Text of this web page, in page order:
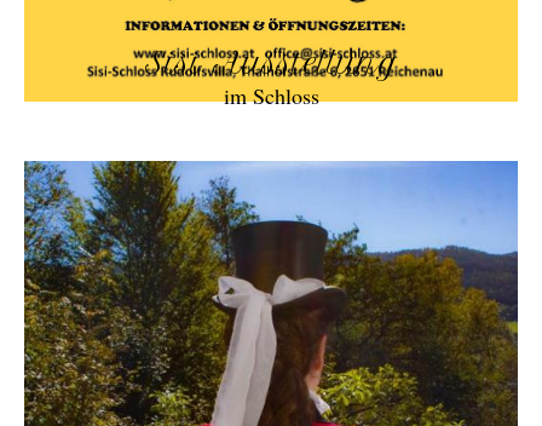
Sisi Ausstellung
im Schloss